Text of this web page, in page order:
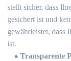
stellt sicher, dass
gesichert ist und
gewährleistet, dass
ist.​
Transparente